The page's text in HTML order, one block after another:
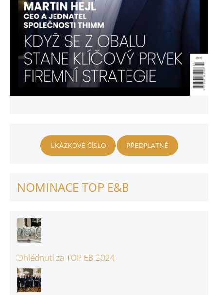
UKÁZKOVÉ ČÍSLO PŘEDPLATNÉ
NOMINACE TOP E&B
Ohlédnutí za TOP EB 2024